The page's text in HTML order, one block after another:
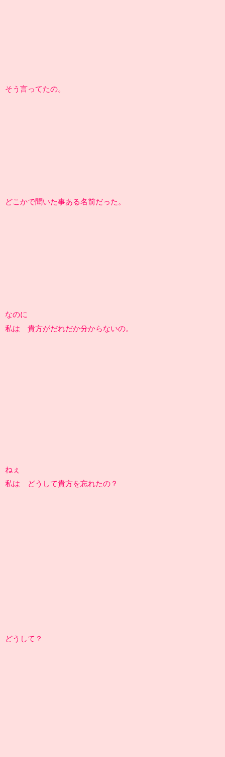
そう言ってたの。
どこかで聞いた事ある名前だった。
なのに
私は 貴方がだれだか分からないの。
ねぇ
私は どうして貴方を忘れたの？
どうして？